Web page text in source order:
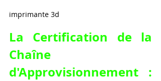
imprimante 3d
La Certification de la
Chaîne
d'Approvisionnement :